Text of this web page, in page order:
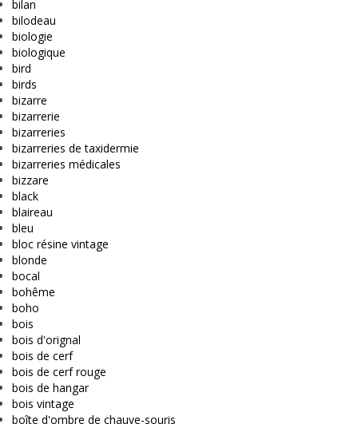
bilan
bilodeau
biologie
biologique
bird
birds
bizarre
bizarrerie
bizarreries
bizarreries de taxidermie
bizarreries médicales
bizzare
black
blaireau
bleu
bloc résine vintage
blonde
bocal
bohême
boho
bois
bois d'orignal
bois de cerf
bois de cerf rouge
bois de hangar
bois vintage
boîte d'ombre de chauve-souris